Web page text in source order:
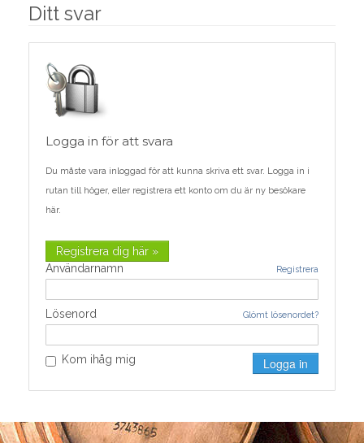
Ditt svar
Logga in för att svara
Du måste vara inloggad för att kunna skriva ett svar. Logga in i
rutan till höger, eller registrera ett konto om du är ny besökare
här.
Registrera dig här »
Registrera
Användarnamn
Glömt lösenordet?
Lösenord
Kom ihåg mig